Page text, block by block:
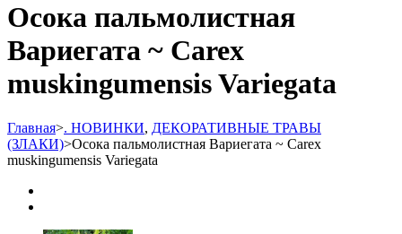
Осока пальмолистная
Вариегата ~ Carex
muskingumensis Variegata
Главная>. НОВИНКИ, ДЕКОРАТИВНЫЕ ТРАВЫ
(ЗЛАКИ)>Осока пальмолистная Вариегата ~ Carex
muskingumensis Variegata